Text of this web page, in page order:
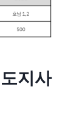
지사